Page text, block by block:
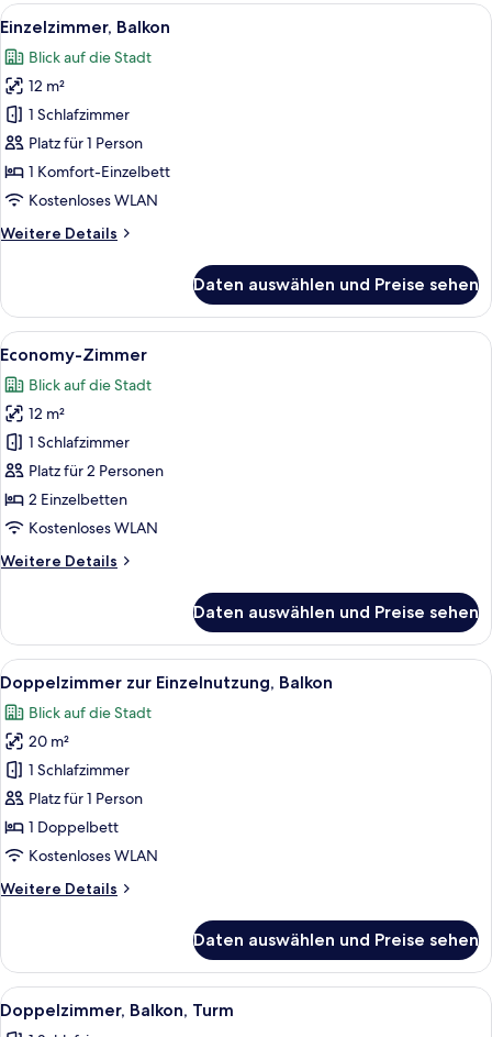
Alle
Fotos
für
Einzelzimmer,
Balkon
anzeigen
Ein Hotelzimmer mit Bett,
8
Einzelzimmer, Balkon
Blick auf die Stadt
12 m²
1 Schlafzimmer
Platz für 1 Person
1 Komfort-Einzelbett
Kostenloses WLAN
Weitere Details
Weitere
Balkon
Daten auswählen und Preise sehen
Alle
Fotos
für
Economy-
Zimmer
anzeigen
Ein modernes Hotelzimmer mit Bett,
9
Economy-Zimmer
Blick auf die Stadt
12 m²
1 Schlafzimmer
Platz für 2 Personen
2 Einzelbetten
Kostenloses WLAN
Weitere Details
Weitere
Zimmer
Daten auswählen und Preise sehen
Alle
Fotos
für
Doppelzimmer
zur
Einzelnutzung,
Balkon
anzeigen
Ein modernes Hotelzimmer mit Bett,
7
Doppelzimmer zur Einzelnutzung, Balkon
Blick auf die Stadt
20 m²
1 Schlafzimmer
Platz für 1 Person
1 Doppelbett
Kostenloses WLAN
Weitere Details
Weitere
zur
Einzelnutzung,
Balkon
Daten auswählen und Preise sehen
Alle
Fotos
Schreibtisch, laptopgeeigneter
5
Doppelzimmer, Balkon, Turm